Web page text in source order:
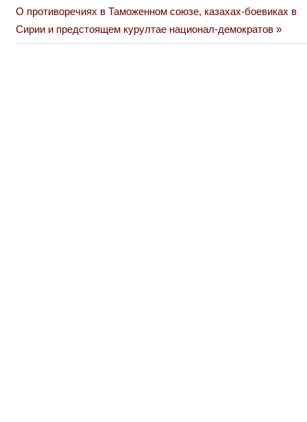
записям
Next
Post:
О противоречиях в Таможенном союзе, казахах-боевиках в
Сирии и предстоящем курултае национал-демократов